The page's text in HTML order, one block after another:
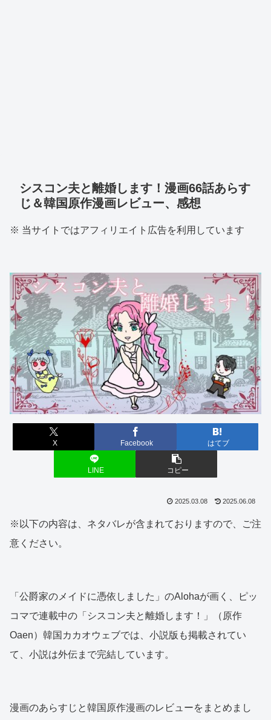
シスコン夫と離婚します！漫画66話あらす
じ＆韓国原作漫画レビュー、感想
※ 当サイトではアフィリエイト広告を利用しています
X Facebook はてブ
LINE コピー
2025.03.08 2025.06.08
※以下の内容は、ネタバレが含まれておりますので、ご注
意ください。
「公爵家のメイドに憑依しました」のAlohaが画く、ピッ
コマで連載中の「シスコン夫と離婚します！」（原作
Oaen）韓国カカオウェブでは、小説版も掲載されてい
て、小説は外伝まで完結しています。
漫画のあらすじと韓国原作漫画のレビューをまとめまし